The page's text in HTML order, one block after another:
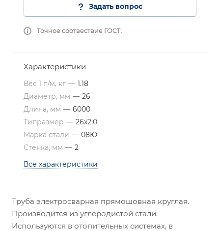
Задать вопрос
Точное соотвествие ГОСТ.
Характеристики
Вес 1 п/м, кг — 1.18
Диаметр, мм — 26
Длина, мм — 6000
Типразмер — 26х2,0
Марка стали — 08Ю
Стенка, мм — 2
Все характеристики
Труба электросварная прямошовная круглая.
Производится из углеродистой стали.
Используются в отопительных системах, в